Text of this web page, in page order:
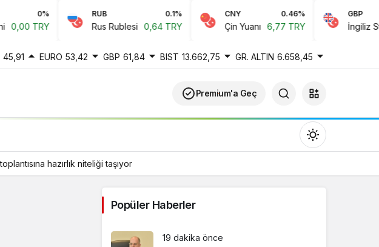
TRY
RUB 0.1%
Rus Rublesi 0,64 TRY
CNY 0.46%
Çin Yuanı 6,77 TRY
GBP
İngiliz
45,91 EURO 53,42 GBP 61,84 BIST 13.662,75 GR. ALTIN 6.658,45
Premium'a Geç
Gündüz modunu seçin.
hazırlık niteliği taşıyor
Popüler Haberler
19 dakika önce